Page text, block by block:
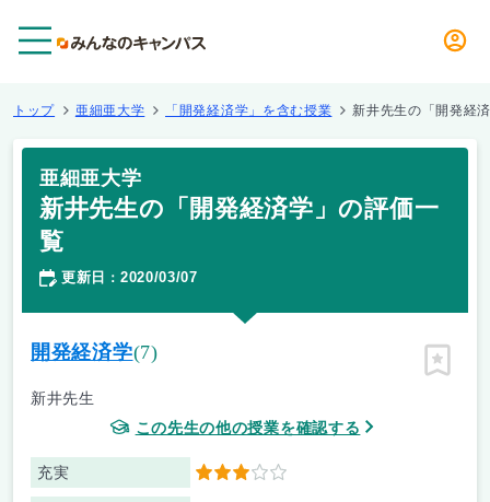
トップ 亜細亜大学 「開発経済学」を含む授業 新井先生の「開発経
亜細亜大学
新井先生の「開発経済学」の評価一
覧
更新日 ： 2020/03/07
開発経済学(7)
新井先生
この先生の他の授業を確認する
充実 3
ピン留